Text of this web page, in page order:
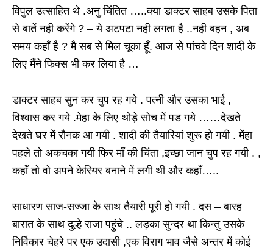
विपुल उत्साहित थे .अनु चिंतित …..क्या डाक्टर साहब उसके पिता
से बातें नही करेंगे ? – ये अटपटा नही लगता है ..नही बहन , अब
समय कहाँ है ? मै सब से मिल चूका हूँ. आज से पांचवे दिन शादी के
लिए मैंने फिक्स भी कर लिया है …
डाक्टर साहब सुन कर चुप रह गये . पत्नी और उसका भाई ,
विश्वास कर गये .मेहा के लिए थोड़े सोच में पड गये ……देखते
देखते घर में रौनक आ गयी . शादी की तैयारियां शुरू हो गयी . मेंहा
पहले तो अकचका गयी फिर माँ की चिंता ,इच्छा जान चुप रह गयी . ,
कहाँ तो वो अपने केरियर बनाने में लगी थी और कहाँ…..
साधारण साज-सज्जा के साथ तैयारी पूरी हो गयी . दस – बारह
बारात के साथ दुल्हे राजा पहुंचे .. लड़का सुन्दर था किन्तु उसके
निर्विकार चेहरे पर एक उदासी ,एक विराग भाव जैसे अन्तर में कोई